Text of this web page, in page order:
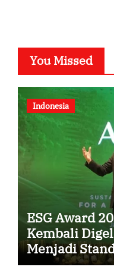
You Missed
Indonesia
ESG Award
Kembali
Menjadi
Bisnis